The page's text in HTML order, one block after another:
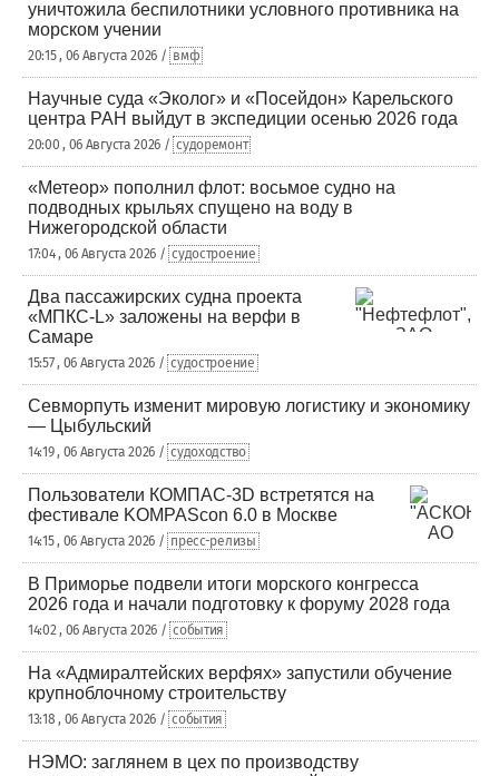
уничтожила беспилотники условного противника на
морском учении
20:15 , 06 Августа 2026 / вмф
Научные суда «Эколог» и «Посейдон» Карельского
центра РАН выйдут в экспедиции осенью 2026 года
20:00 , 06 Августа 2026 / судоремонт
«Метеор» пополнил флот: восьмое судно на
подводных крыльях спущено на воду в
Нижегородской области
17:04 , 06 Августа 2026 / судостроение
Два пассажирских судна проекта
«МПКС-L» заложены на верфи в
Самаре
15:57 , 06 Августа 2026 / судостроение
Севморпуть изменит мировую логистику и экономику
— Цыбульский
14:19 , 06 Августа 2026 / судоходство
Пользователи КОМПАС-3D встретятся на
фестивале KOMPAScon 6.0 в Москве
14:15 , 06 Августа 2026 / пресс-релизы
В Приморье подвели итоги морского конгресса
2026 года и начали подготовку к форуму 2028 года
14:02 , 06 Августа 2026 / события
На «Адмиралтейских верфях» запустили обучение
крупноблочному строительству
13:18 , 06 Августа 2026 / события
НЭМО: заглянем в цех по производству